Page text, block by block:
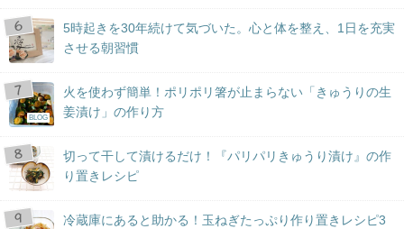
5時起きを30年続けて気づいた。心と体を整え、1日を充実
させる朝習慣
BLOG
火を使わず簡単！ポリポリ箸が止まらない「きゅうりの生
姜漬け」の作り方
切って干して漬けるだけ！『パリパリきゅうり漬け』の作
り置きレシピ
冷蔵庫にあると助かる！玉ねぎたっぷり作り置きレシピ3